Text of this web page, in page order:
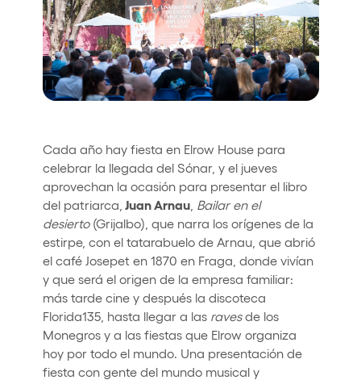
Who we are
Do you want to work with us?
elrow News
Follow us on tiktok
Follow us on facebook
Follow us on instagram
Follow us on twitter
Follow us on linkedin
Follow us on youtube
Privacy Policy
Cookies Notice
Sustainability Policy
Cada año hay fiesta en Elrow House para
celebrar la llegada del Sónar, y el jueves
aprovechan la ocasión para presentar el libro
del patriarca, Juan Arnau, Bailar en el
desierto (Grijalbo), que narra los orígenes de la
estirpe, con el tatarabuelo de Arnau, que abrió
el café Josepet en 1870 en Fraga, donde vivían
y que será el origen de la empresa familiar:
más tarde cine y después la discoteca
Florida135, hasta llegar a lasravesde los
Monegros y a las fiestas que Elrow organiza
hoy por todo el mundo. Una presentación de
fiesta con gente del mundo musical y